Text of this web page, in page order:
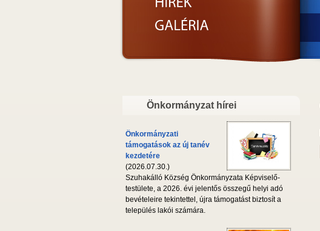
Önkormányzat hírei
Önkormányzati
támogatások az új tanév
kezdetére
(2026.07.30.)
Szuhakálló Község Önkormányzata Képviselő-
testülete, a 2026. évi jelentős összegű helyi adó
bevételeire tekintettel, újra támogatást biztosít a
település lakói számára.